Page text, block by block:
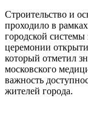
Строительство и
проходило в
городской
церемонии
который отметил
московского
важность
жителей города.